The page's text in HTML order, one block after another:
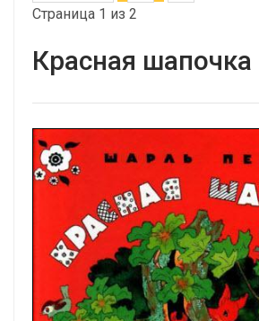
Страница 1 из 2
Красная шапочка